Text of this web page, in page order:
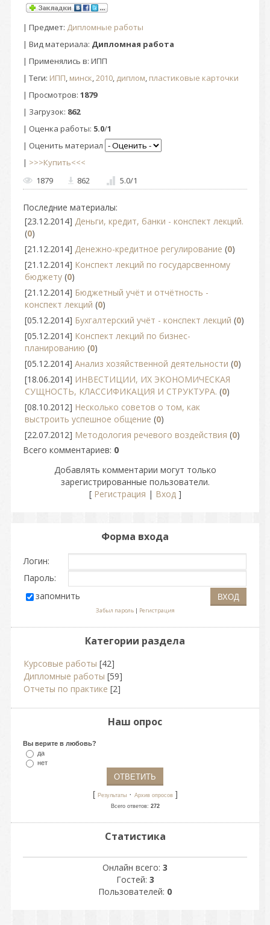
| Предмет: Дипломные работы
| Вид материала: Дипломная работа
| Применялись в: ИПП
| Теги: ИПП, минск,2010, диплом, пластиковые карточки
| Просмотров: 1879
| Загрузок: 862
| Оценка работы: 5.0/1
| Оценить материал
| >>>Купить<<<
1879
862 5.0/1
Последние материалы:
[23.12.2014] Деньги, кредит, банки - конспект лекций.
(0)
[21.12.2014] Денежно-кредитное регулирование (0)
[21.12.2014] Конспект лекций по государсвенному
бюджету (0)
[21.12.2014] Бюджетный учёт и отчётность -
конспект лекций (0)
[05.12.2014] Бухгалтерский учёт - конспект лекций (0)
[05.12.2014] Конспект лекций по бизнес-
планированию (0)
[05.12.2014] Анализ хозяйственной деятельности (0)
[18.06.2014] ИНВЕСТИЦИИ, ИХ ЭКОНОМИЧЕСКАЯ
СУЩНОСТЬ, КЛАССИФИКАЦИЯ И СТРУКТУРА. (0)
[08.10.2012] Несколько советов о том, как
выстроить успешное общение (0)
[22.07.2012] Методология речевого воздействия (0)
Всего комментариев: 0
Добавлять комментарии могут только
зарегистрированные пользователи.
[ Регистрация | Вход]
Форма входа
Логин:
Пароль:
запомнить
Забыл пароль| Регистрация
Категории раздела
Курсовые работы [42]
Дипломные работы [59]
Отчеты по практике [2]
Наш опрос
Вы верите в любовь?
да
нет
[ Результаты· Архив опросов]
Всего ответов: 272
Статистика
Онлайн всего: 3
Гостей: 3
Пользователей: 0